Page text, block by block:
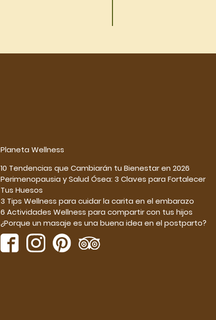
Planeta Wellness
10 Tendencias que Cambiarán tu Bienestar en 2026
Perimenopausia y Salud Ósea: 3 Claves para Fortalecer
Tus Huesos
3 Tips Wellness para cuidar la carita en el embarazo
6 Actividades Wellness para compartir con tus hijos
¿Porque un masaje es una buena idea en el postparto?